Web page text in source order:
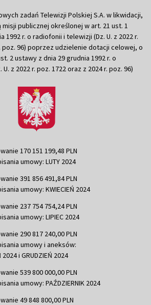
zadań Telewizji Polskiej S.A. w likwidacji,
publicznej określonej w art. 21 ust. 1
1992 r. o radiofonii i telewizji (Dz. U. z 2022 r.
poz. 96) poprzez udzielenie dotacji celowej, o
2 ustawy z dnia 29 grudnia 1992 r. o
z 2022 r. poz. 1722 oraz z 2024 r. poz. 96)
170 151 199,48 PLN
umowy: LUTY 2024
391 856 491,84 PLN
umowy: KWIECIEŃ 2024
237 754 754,24 PLN
umowy: LIPIEC 2024
290 817 240,00 PLN
umowy i aneksów:
2024 i GRUDZIEŃ 2024
539 800 000,00 PLN
umowy: PAŹDZIERNIK 2024
49 848 800,00 PLN